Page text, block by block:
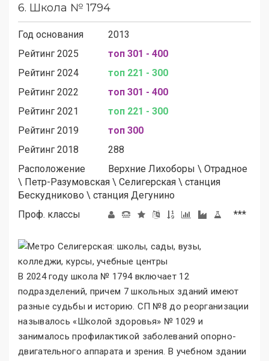
6. Школа № 1794
Год основания
2013
Рейтинг 2025
топ 301 - 400
Рейтинг 2024
топ 221 - 300
Рейтинг 2022
топ 301 - 400
Рейтинг 2021
топ 221 - 300
Рейтинг 2019
топ 300
Рейтинг 2018
288
Расположение
Верхние Лихоборы \ Отрадное
\ Петр-Разумовская \ Селигерская \ станция
Бескудниково \ станция Дегунино
Проф. классы
***
В 2024 году школа № 1794 включает 12
подразделений, причем 7 школьных зданий имеют
разные судьбы и историю. СП №8 до реорганизации
называлось «Школой здоровья» № 1029 и
занималось профилактикой заболеваний опорно-
двигательного аппарата и зрения. В учебном здании